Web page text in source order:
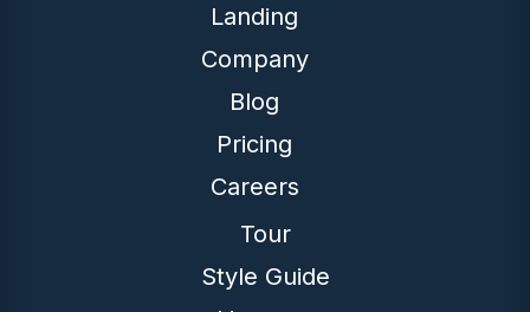
Landing
Company
Blog
Pricing
Careers
Tour
Style Guide